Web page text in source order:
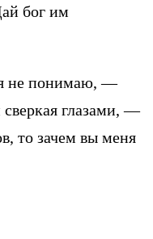
бог им
не понимаю, —
сверкая глазами, —
то зачем вы меня